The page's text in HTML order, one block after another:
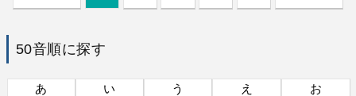
50音順に探す
あ い う え
お